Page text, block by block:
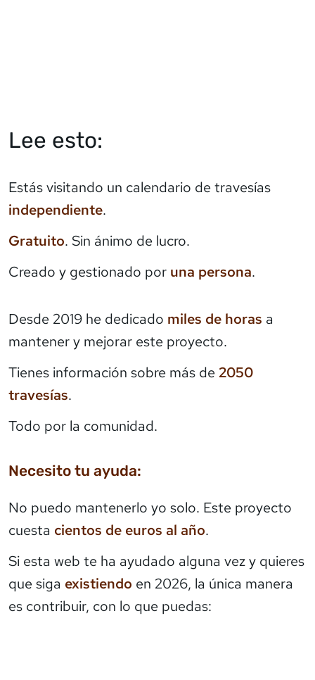
Lee esto:
Estás visitando un calendario de travesías
independiente.
Gratuito. Sin ánimo de lucro.
Creado y gestionado por una persona.
Desde 2019 he dedicado miles de horas a
mantener y mejorar este proyecto.
Tienes información sobre más de 2050
travesías.
Todo por la comunidad.
Necesito tu ayuda:
No puedo mantenerlo yo solo. Este proyecto
cuesta cientos de euros al año.
Si esta web te ha ayudado alguna vez y quieres
que siga existiendo en 2026, la única manera
es contribuir, con lo que puedas: